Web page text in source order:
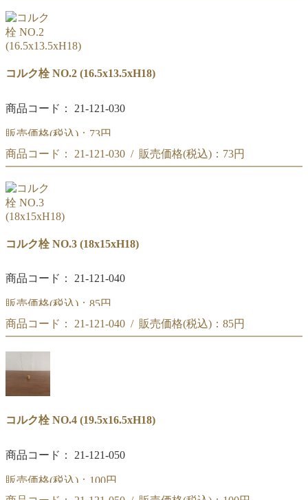
コルク栓 NO.1
(15x12xH18)
コルク栓 NO.2 (16.5x13.5xH18)
商品コード： 21-121-030
販売価格(税込)： 73円
コルク栓 NO.2
商品コード： 21-121-030 / 販売価格(税込)： 73円
コルク栓 NO.2
(16.5x13.5xH18)
コルク栓 NO.3 (18x15xH18)
商品コード： 21-121-040
販売価格(税込)： 85円
コルク栓 NO.3
商品コード： 21-121-040 / 販売価格(税込)： 85円
コルク栓 NO.3
(18x15xH18)
コルク栓 NO.4 (19.5x16.5xH18)
商品コード： 21-121-050
販売価格(税込)： 100円